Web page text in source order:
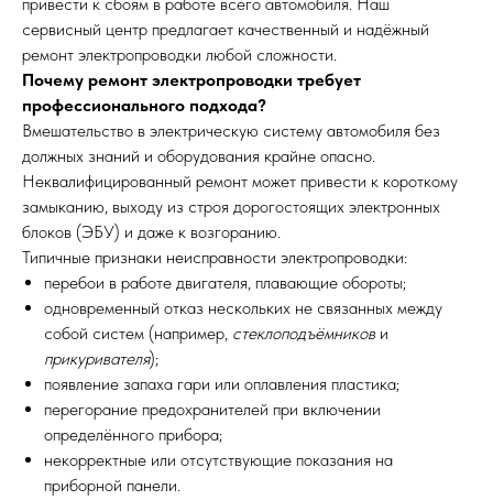
сервисный центр предлагает качественный и надёжный
ремонт электропроводки любой сложности.
Почему ремонт электропроводки требует
профессионального подхода?
Вмешательство в электрическую систему автомобиля без
должных знаний и оборудования крайне опасно.
Неквалифицированный ремонт может привести к короткому
замыканию, выходу из строя дорогостоящих электронных
блоков (ЭБУ) и даже к возгоранию.
Типичные признаки неисправности электропроводки:
перебои в работе двигателя, плавающие обороты;
одновременный отказ нескольких не связанных между
собой систем (например, стеклоподъёмников и
прикуривателя);
появление запаха гари или оплавления пластика;
перегорание предохранителей при включении
определённого прибора;
некорректные или отсутствующие показания на
приборной панели.